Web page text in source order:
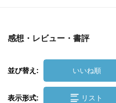
感想・レビュー・書評
並び替え: いいね順
表示形式: リスト